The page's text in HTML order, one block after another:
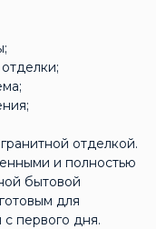
отделкой.
и полностью
бытовой
для
первого дня.